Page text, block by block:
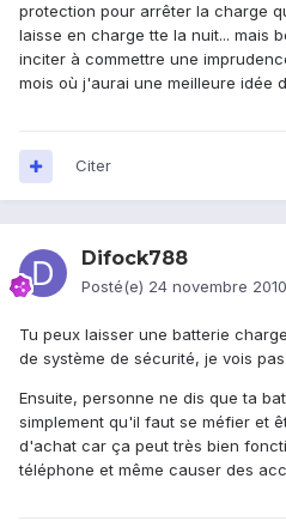
protection pour arrêter la charge
laisse en charge tte la nuit... mais
inciter à commettre une
mois où j'aurai une meilleure idée
Citer
Difock788
Posté(e) 24 novembre 2010
Tu peux laisser une batterie
de système de sécurité, je vois
Ensuite, personne ne dis que ta
simplement qu'il faut se méfier et
d'achat car ça peut très bien
téléphone et même causer des